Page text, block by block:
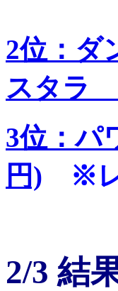
2位：ダ
スタラ
3位：
円)
※
2/3 結